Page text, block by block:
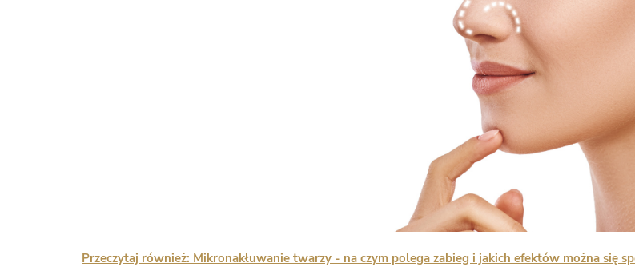
Przeczytaj również: Mikronakłuwanie twarzy - na czym polega zabieg i jakich efektów można się